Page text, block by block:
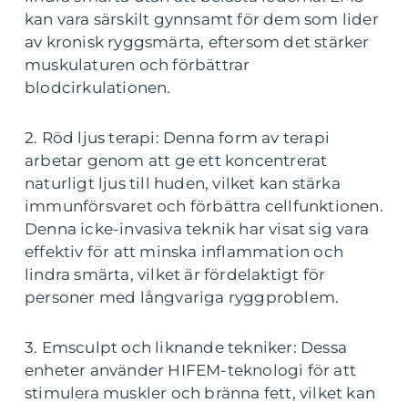
kan vara särskilt gynnsamt för dem som lider
av kronisk ryggsmärta, eftersom det stärker
muskulaturen och förbättrar
blodcirkulationen.
2. Röd ljus terapi: Denna form av terapi
arbetar genom att ge ett koncentrerat
naturligt ljus till huden, vilket kan stärka
immunförsvaret och förbättra cellfunktionen.
Denna icke-invasiva teknik har visat sig vara
effektiv för att minska inflammation och
lindra smärta, vilket är fördelaktigt för
personer med långvariga ryggproblem.
3. Emsculpt och liknande tekniker: Dessa
enheter använder HIFEM-teknologi för att
stimulera muskler och bränna fett, vilket kan